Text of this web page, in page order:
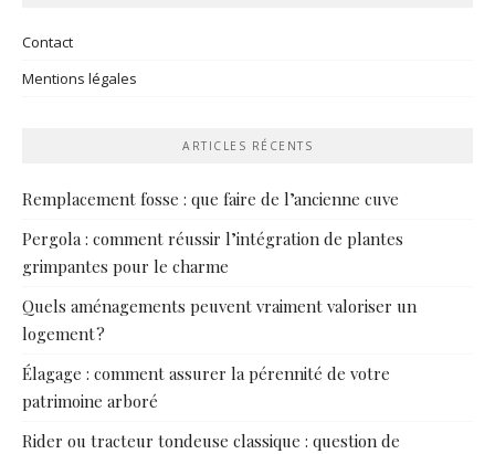
Contact
Mentions légales
ARTICLES RÉCENTS
Remplacement fosse : que faire de l’ancienne cuve
Pergola : comment réussir l’intégration de plantes
grimpantes pour le charme
Quels aménagements peuvent vraiment valoriser un
logement ?
Élagage : comment assurer la pérennité de votre
patrimoine arboré
Rider ou tracteur tondeuse classique : question de